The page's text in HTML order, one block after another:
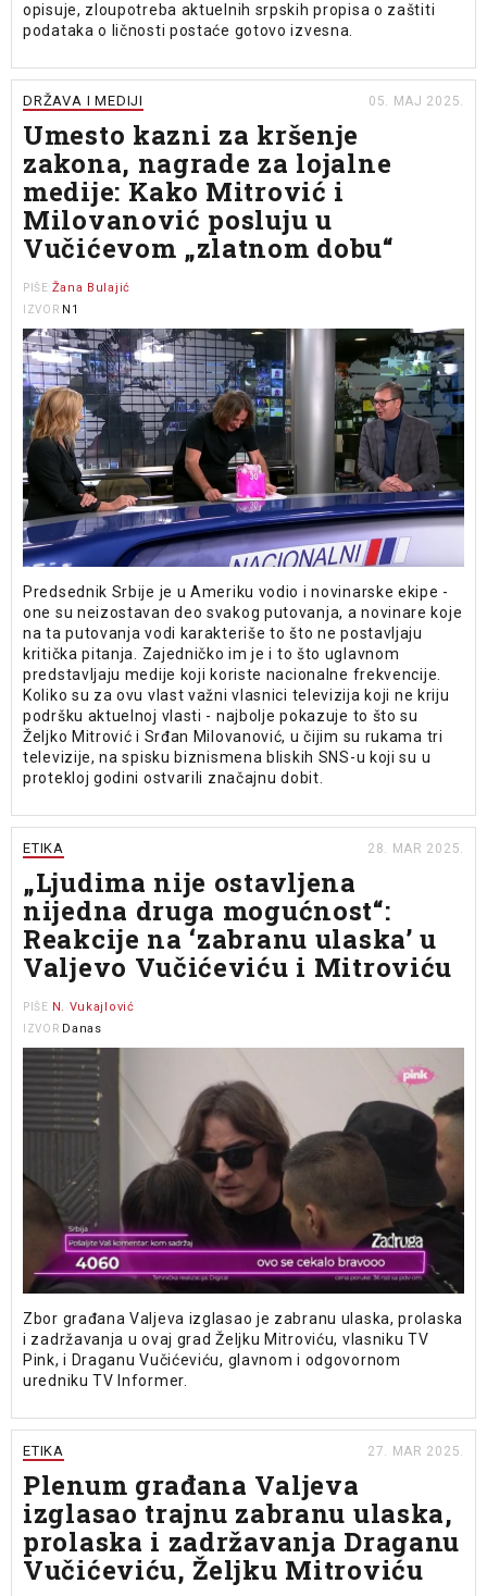
opisuje, zloupotreba aktuelnih srpskih propisa o zaštiti
podataka o ličnosti postaće gotovo izvesna.
DRŽAVA I MEDIJI 05. MAJ 2025.
Umesto kazni za kršenje
zakona, nagrade za lojalne
medije: Kako Mitrović i
Milovanović posluju u
Vučićevom „zlatnom dobu“
PIŠE Žana Bulajić
IZVOR N1
Predsednik Srbije je u Ameriku vodio i novinarske ekipe -
one su neizostavan deo svakog putovanja, a novinare koje
na ta putovanja vodi karakteriše to što ne postavljaju
kritička pitanja. Zajedničko im je i to što uglavnom
predstavljaju medije koji koriste nacionalne frekvencije.
Koliko su za ovu vlast važni vlasnici televizija koji ne kriju
podršku aktuelnoj vlasti - najbolje pokazuje to što su
Željko Mitrović i Srđan Milovanović, u čijim su rukama tri
televizije, na spisku biznismena bliskih SNS-u koji su u
protekloj godini ostvarili značajnu dobit.
ETIKA 28. MAR 2025.
„Ljudima nije ostavljena
nijedna druga mogućnost“:
Reakcije na ‘zabranu ulaska’ u
Valjevo Vučićeviću i Mitroviću
PIŠE N. Vukajlović
IZVOR Danas
Zbor građana Valjeva izglasao je zabranu ulaska, prolaska
i zadržavanja u ovaj grad Željku Mitroviću, vlasniku TV
Pink, i Draganu Vučićeviću, glavnom i odgovornom
uredniku TV Informer.
ETIKA 27. MAR 2025.
Plenum građana Valjeva
izglasao trajnu zabranu ulaska,
prolaska i zadržavanja Draganu
Vučićeviću, Željku Mitroviću